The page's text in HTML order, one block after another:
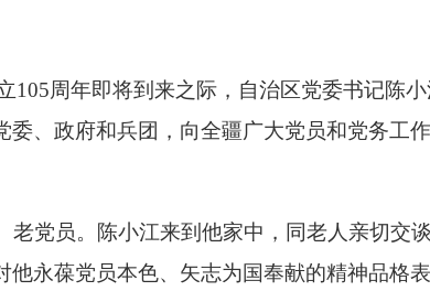
周年即将到来之际，自治区党委书记陈小
、政府和兵团，向全疆广大党员和党务工
党员。陈小江来到他家中，同老人亲切交
永葆党员本色、矢志为国奉献的精神品格